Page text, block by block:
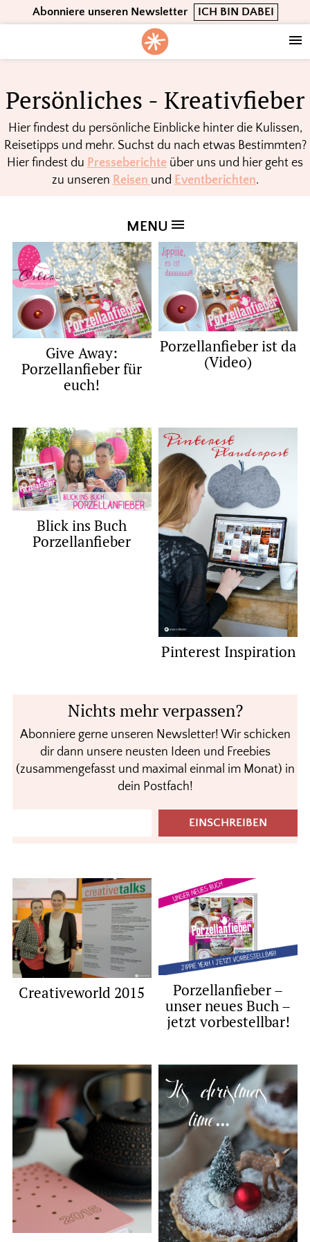
to
navigation
to
content
to
Abonniere unseren Newsletter ICH BIN DABEI
Persönliches - Kreativfieber
Hier findest du persönliche Einblicke hinter die Kulissen,
Reisetipps und mehr. Suchst du nach etwas Bestimmten?
Hier findest du Presseberichte über uns und hier geht es
zu unseren Reisen und Eventberichten.
MENU
Give Away:
Porzellanfieber für
euch!
Porzellanfieber ist da
(Video)
Blick ins Buch
Porzellanfieber
Pinterest Inspiration
Nichts mehr verpassen?
Abonniere gerne unseren Newsletter! Wir schicken
dir dann unsere neusten Ideen und Freebies
(zusammengefasst und maximal einmal im Monat) in
dein Postfach!
Creativeworld 2015
Porzellanfieber –
unser neues Buch –
jetzt vorbestellbar!